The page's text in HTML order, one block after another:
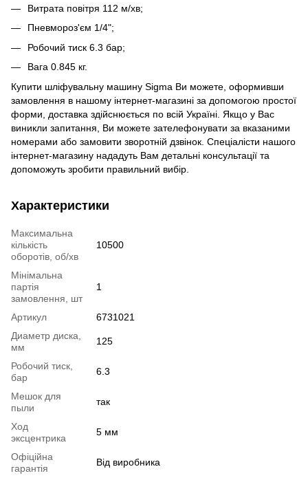
Витрата повітря 112 м/хв;
Пневмороз'єм 1/4";
Робочий тиск 6.3 бар;
Вага 0.845 кг.
Купити шліфувальну машину Sigma Ви можете, оформивши
замовлення в нашому інтернет-магазині за допомогою простої
форми, доставка здійснюється по всій Україні. Якщо у Вас
виникли запитання, Ви можете зателефонувати за вказаними
номерами або замовити зворотній дзвінок. Спеціалісти нашого
інтернет-магазину нададуть Вам детальні консультації та
допоможуть зробити правильний вибір.
Характеристики
Максимальна
кількість
оборотів, об/хв
10500
Мінімальна
партія
замовлення, шт
1
Артикул
6731021
Диаметр диска,
мм
125
Робочий тиск,
бар
6.3
Мешок для
пыли
так
Ход
эксцентрика
5 мм
Офіційна
гарантія
Від виробника